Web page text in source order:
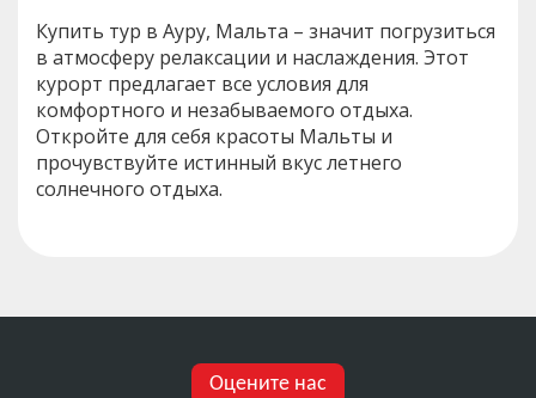
Купить тур в Ауру, Мальта – значит погрузиться
в атмосферу релаксации и наслаждения. Этот
курорт предлагает все условия для
комфортного и незабываемого отдыха.
Откройте для себя красоты Мальты и
прочувствуйте истинный вкус летнего
солнечного отдыха.
Оцените нас